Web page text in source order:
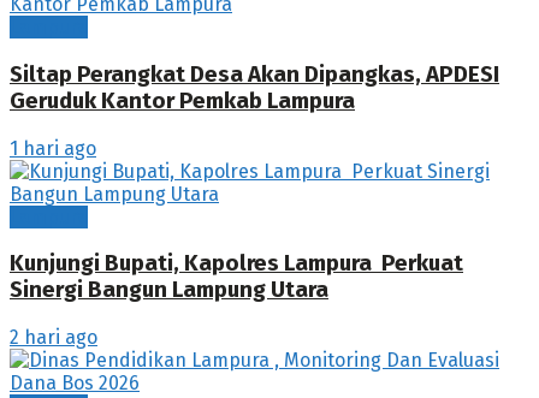
Siltap Perangkat Desa Akan Dipangkas, APDESI
Geruduk Kantor Pemkab Lampura
1 hari ago
Kunjungi Bupati, Kapolres Lampura Perkuat
Sinergi Bangun Lampung Utara
2 hari ago